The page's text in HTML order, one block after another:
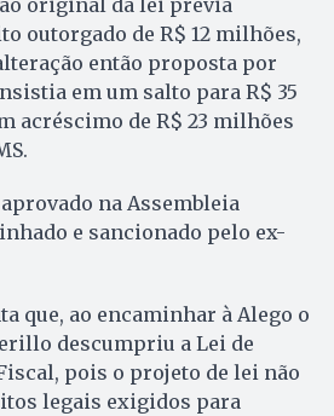
original da lei previa
outorgado de R$ 12 milhões,
então proposta por
em um salto para R$ 35
acréscimo de R$ 23 milhões
na Assembleia
e sancionado pelo ex-
que, ao encaminhar à Alego o
descumpriu a Lei de
pois o projeto de lei não
legais exigidos para